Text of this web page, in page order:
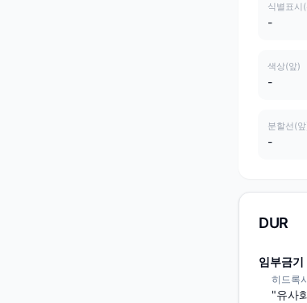
식별표시
-
색상(앞)
-
분할선(
-
DUR
임부금기
히드록
"유사